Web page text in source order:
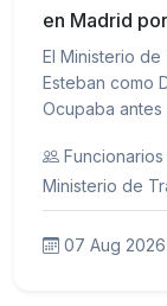
en Madrid
El Ministerio de
Esteban como
Ocupaba antes
Ministerio de
07 Aug 2026